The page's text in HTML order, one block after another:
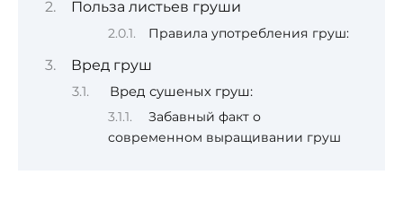
Польза листьев груши
Правила употребления груш:
Вред груш
Вред сушеных груш:
Забавный факт о
современном выращивании груш